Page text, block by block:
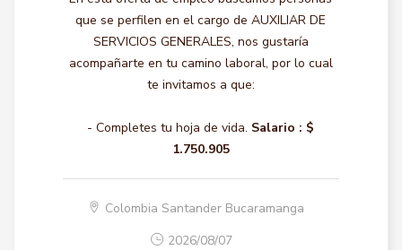
que se perfilen en el cargo de AUXILIAR DE
SERVICIOS GENERALES, nos gustaría
acompañarte en tu camino laboral, por lo cual
te invitamos a que:
- Completes tu hoja de vida. Salario : $
1.750.905
Colombia Santander Bucaramanga
2026/08/07